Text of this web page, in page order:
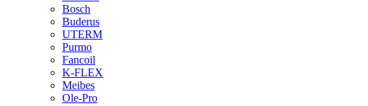
Bosch
Buderus
UTERM
Purmo
Fancoil
K-FLEX
Meibes
Ole-Pro